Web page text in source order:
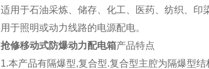
适用于石油采炼、储存、化工、医药、纺织、印
用于照明或动力线路的电源配电。
抢修移动式防爆动力配电箱产品特点
1.本产品有隔爆型,复合型.复合型主腔为隔爆型